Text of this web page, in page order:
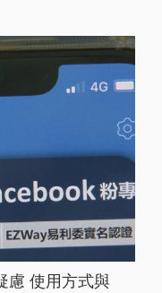
慮 使用方式與